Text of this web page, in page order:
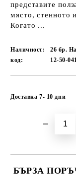
представите
място, стенното
Когато ...
Наличност:
26 бр.
код:
12-50-
Доставка 7- 10 дни
БЪРЗА